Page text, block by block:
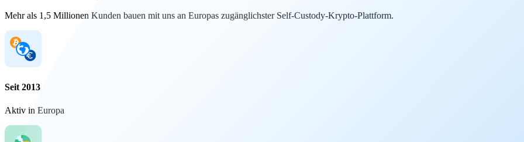
Mehr als 1,5 Millionen Kunden bauen mit uns an Europas zugänglichster Self-Custody-Krypto-Plattform.
Seit 2013
Aktiv in Europa